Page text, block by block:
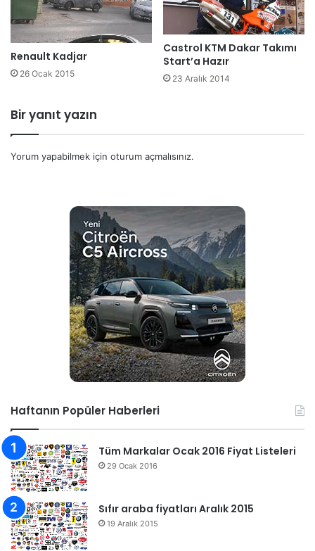
Renault Kadjar
26 Ocak 2015
Castrol KTM Dakar Takımı
Start’a Hazır
23 Aralık 2014
Bir yanıt yazın
Yorum yapabilmek için oturum açmalısınız.
Haftanın Popüler Haberleri
Tüm Markalar Ocak 2016 Fiyat Listeleri
29 Ocak 2016
Sıfır araba fiyatları Aralık 2015
19 Aralık 2015